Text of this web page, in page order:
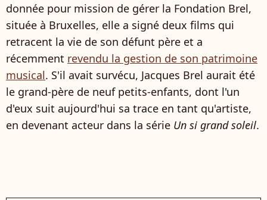
donnée pour mission de gérer la Fondation Brel,
située à Bruxelles, elle a signé deux films qui
retracent la vie de son défunt père et a
récemment revendu la gestion de son patrimoine
musical. S'il avait survécu, Jacques Brel aurait été
le grand-père de neuf petits-enfants, dont l'un
d'eux suit aujourd'hui sa trace en tant qu'artiste,
en devenant acteur dans la série Un si grand soleil.